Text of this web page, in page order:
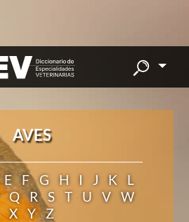
AVES
E F G H I J K
L
Q R S T U V
W
X
Y Z